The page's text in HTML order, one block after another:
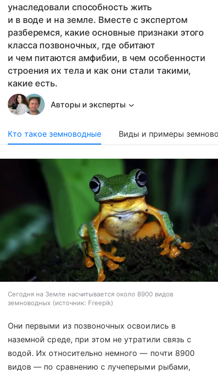
унаследовали способность жить
и в воде и на земле. Вместе с экспертом
разберемся, какие основные признаки этого
класса позвоночных, где обитают
и чем питаются амфибии, в чем особенности
строения их тела и как они стали такими,
какие есть.
Авторы и эксперты
Кто такое земноводные Виды и примеры
Сегодня на Земле насчитывается около 8900 видов
земноводных
источник: Freepik
Они первыми из позвоночных освоились в
наземной среде, при этом не утратили связь с
водой. Их относительно немного ― почти 8900
видов ― по сравнению с лучеперыми рыбами,